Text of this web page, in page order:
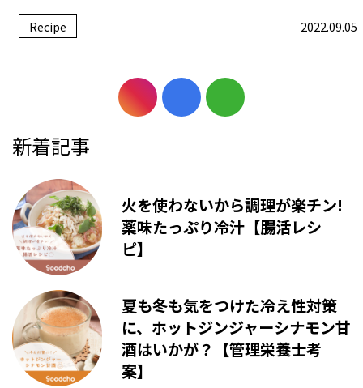
Recipe 2022.09.05
新着記事
火を使わないから調理が楽チン!
薬味たっぷり冷汁【腸活レシ
ピ】
夏も冬も気をつけた冷え性対策
に、ホットジンジャーシナモン甘
酒はいかが？【管理栄養士考
案】